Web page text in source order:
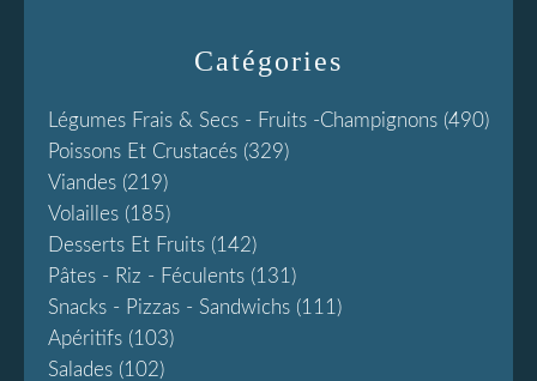
Catégories
Légumes Frais & Secs - Fruits -champignons (490)
Poissons Et Crustacés (329)
Viandes (219)
Volailles (185)
Desserts Et Fruits (142)
Pâtes - Riz - Féculents (131)
Snacks - Pizzas - Sandwichs (111)
Apéritifs (103)
Salades (102)